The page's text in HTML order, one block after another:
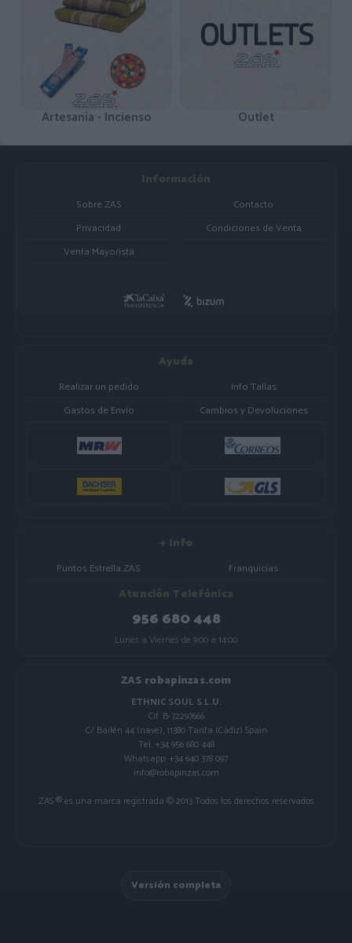
Artesanía - Incienso Outlet
Información
Sobre ZAS
Contacto
Privacidad
Condiciones de Venta
Venta Mayorista
Ayuda
Realizar un pedido
Info Tallas
Gastos de Envio
Cambios y Devoluciones
+ Info
Puntos Estrella ZAS Franquicias
Atención Telefónica
956 680 448
Lunes a Viernes de 9:00 a 14:00
ZAS robapinzas.com
ETHNIC SOUL S.L.U.
Cif. B-72297666
C/ Bailén 44 (nave), 11380 Tarifa (Cádiz) Spain
Tel. +34 956 680 448
Whatsapp: +34 640 378 097
info@robapinzas.com
ZAS ® es una marca registrada © 2013 Todos los derechos reservados
Versión completa